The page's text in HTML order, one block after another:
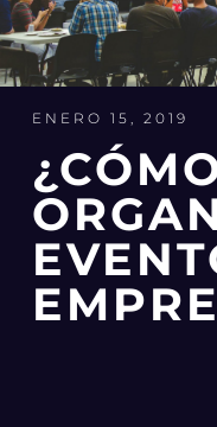
ENERO 15, 2019